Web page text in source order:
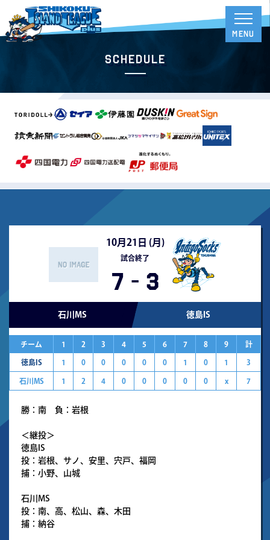
Schedule
10月21日 (月 )
試合終了
7 - 3
石川MS 徳島IS
チーム 1 2 3 4 5 6 7 8 9 計
徳島IS 1 0 0 0 0 0 1 0 1 3
石川MS 1 2 4 0 0 0 0 0 x 7
勝：南 負：岩根
＜継投＞
徳島IS
投：岩根、サノ、安里、宍戸、福岡
捕：小野、山城
石川MS
投：南、高、松山、森、木田
捕：納谷